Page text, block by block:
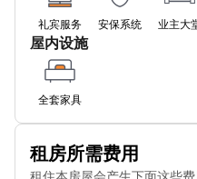
Colmore Row (Stop Sh1)
International Convention Centre
Metro Snow Hill
Lloyd House Stop Sq2
礼宾服务 安保系统 业主大
屋内设施
全套家具
租房所需费用
租住本房屋会产生下面这些